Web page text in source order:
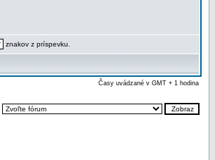
znakov z príspevku.
Časy uvádzané v GMT + 1 hodina